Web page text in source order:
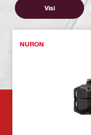
Visi
NURON